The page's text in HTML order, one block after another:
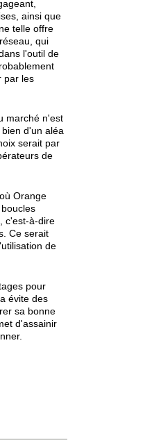
ainsi que
telle offre
qui
l'outil de
par les
marché n'est
d'un aléa
serait par
de
Orange
c'est-à-dire
Ce serait
de
pour
évite des
sa bonne
d'assainir